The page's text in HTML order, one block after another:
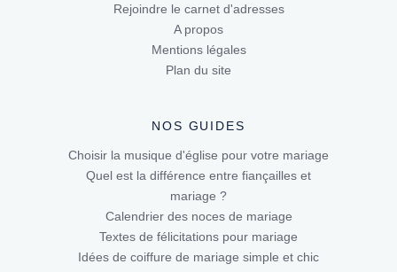
Rejoindre le carnet d'adresses
A propos
Mentions légales
Plan du site
NOS GUIDES
Choisir la musique d'église pour votre mariage
Quel est la différence entre fiançailles et
mariage ?
Calendrier des noces de mariage
Textes de félicitations pour mariage
Idées de coiffure de mariage simple et chic